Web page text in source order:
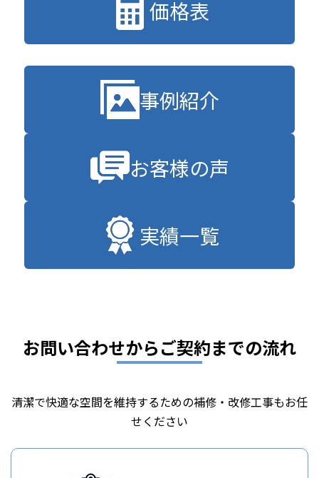
価格表
事例紹介
お客様の声
実績一覧
お問い合わせからご契約までの流れ
清潔で快適な空間を維持するための補修・改修工事もお任
せください